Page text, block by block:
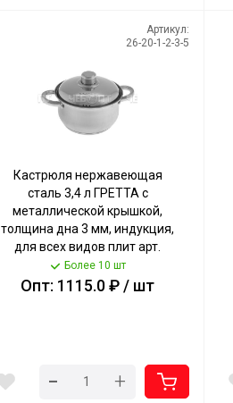
Артикул:
26-20-1-2-3-5
Кастрюля нержавеющая
сталь 3,4 л ГРЕТТА с
металлической крышкой,
толщина дна 3 мм, индукция,
для всех видов плит арт.
KT04-D-35м [4] КАТУНЬ
Более 10 шт
Опт: 1115.0 ₽ / шт
- +